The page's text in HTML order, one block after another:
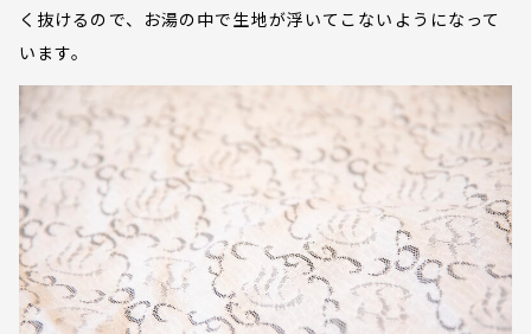
く抜けるので、お湯の中で生地が浮いてこないようになって
います。